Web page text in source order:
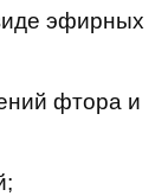
эфирных
фтора и